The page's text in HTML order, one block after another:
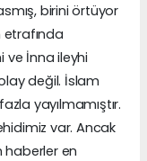
birini örtüyor
ve İnna ileyhi
değil. İslam
yayılmamıştır.
var. Ancak
haberler en